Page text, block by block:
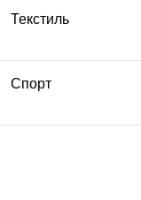
Текстиль
Спорт